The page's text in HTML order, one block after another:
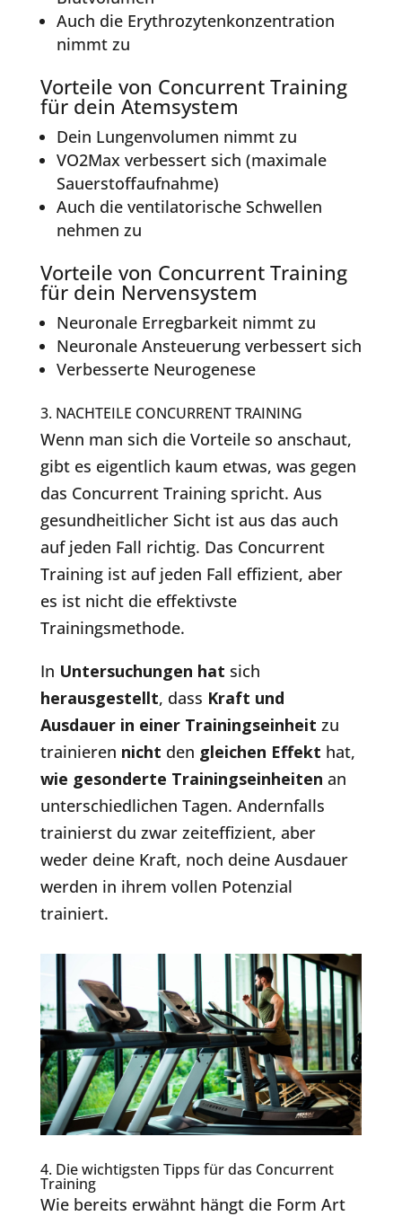
Auch die Erythrozytenkonzentration
nimmt zu
Vorteile von Concurrent Training
für dein Atemsystem
Dein Lungenvolumen nimmt zu
VO2Max verbessert sich (maximale
Sauerstoffaufnahme)
Auch die ventilatorische Schwellen
nehmen zu
Vorteile von Concurrent Training
für dein Nervensystem
Neuronale Erregbarkeit nimmt zu
Neuronale Ansteuerung verbessert sich
Verbesserte Neurogenese
3. NACHTEILE CONCURRENT TRAINING
Wenn man sich die Vorteile so anschaut,
gibt es eigentlich kaum etwas, was gegen
das Concurrent Training spricht. Aus
gesundheitlicher Sicht ist aus das auch
auf jeden Fall richtig. Das Concurrent
Training ist auf jeden Fall effizient, aber
es ist nicht die effektivste
Trainingsmethode.
In Untersuchungen hat sich
herausgestellt, dass Kraft und
Ausdauer in einer Trainingseinheit zu
trainieren nicht den gleichen Effekt hat,
wie gesonderte Trainingseinheiten an
unterschiedlichen Tagen. Andernfalls
trainierst du zwar zeiteffizient, aber
weder deine Kraft, noch deine Ausdauer
werden in ihrem vollen Potenzial
trainiert.
4. Die wichtigsten Tipps für das Concurrent
Training
Wie bereits erwähnt hängt die Form Art